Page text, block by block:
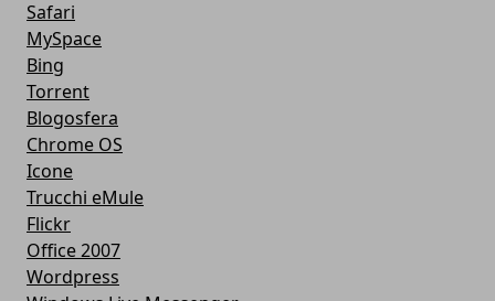
Safari
MySpace
Bing
Torrent
Blogosfera
Chrome OS
Icone
Trucchi eMule
Flickr
Office 2007
Wordpress